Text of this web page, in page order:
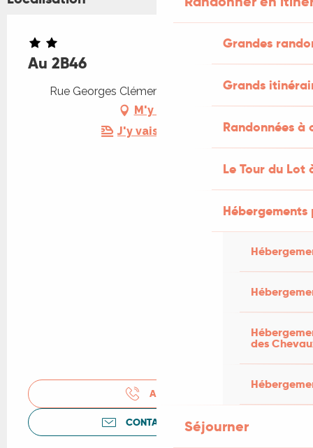
Grandes
Grands
Randonnées
Le Tour du Lot
des
Séjourner
Au 2B46
Rue Georges Clémenceau, 46000 Cahors
M'y rendre
J'y vais en train !
APPELER
CONTACTEZ-NOUS